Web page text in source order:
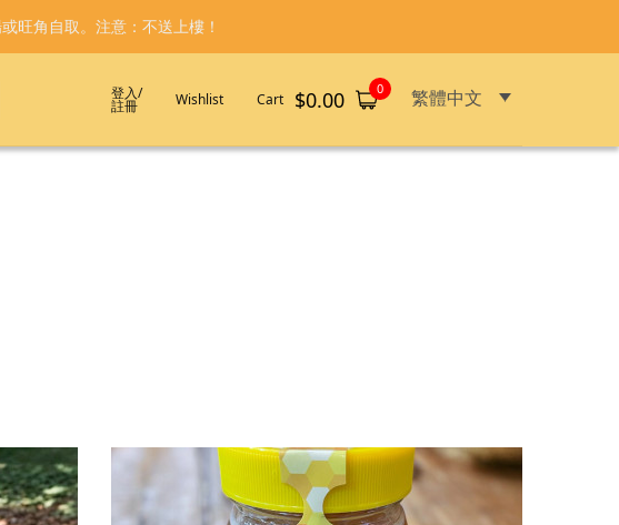
登入/
註冊 Wishlist Cart $0.00 0 繁體中文
旺角自取。注意：不送上樓！